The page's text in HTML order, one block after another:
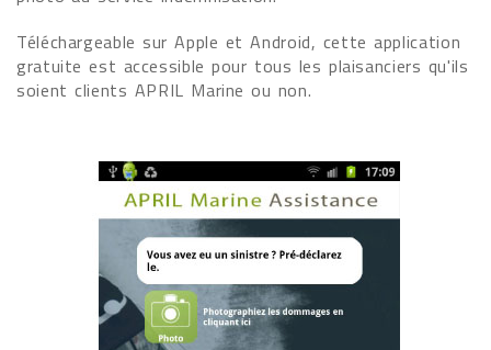
Téléchargeable sur Apple et Android, cette application
gratuite est accessible pour tous les plaisanciers qu'ils
soient clients APRIL Marine ou non.